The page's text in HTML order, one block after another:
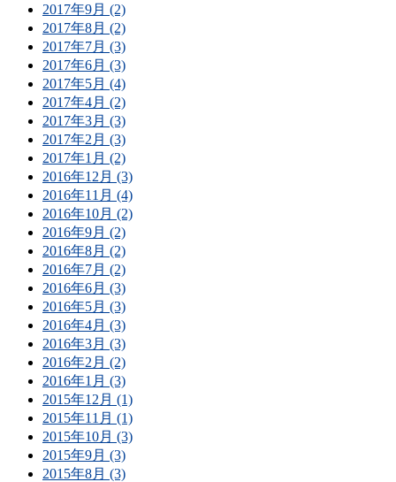
2017年9月 (2)
2017年8月 (2)
2017年7月 (3)
2017年6月 (3)
2017年5月 (4)
2017年4月 (2)
2017年3月 (3)
2017年2月 (3)
2017年1月 (2)
2016年12月 (3)
2016年11月 (4)
2016年10月 (2)
2016年9月 (2)
2016年8月 (2)
2016年7月 (2)
2016年6月 (3)
2016年5月 (3)
2016年4月 (3)
2016年3月 (3)
2016年2月 (2)
2016年1月 (3)
2015年12月 (1)
2015年11月 (1)
2015年10月 (3)
2015年9月 (3)
2015年8月 (3)